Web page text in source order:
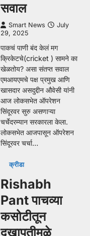
सवाल
Smart News
July
29, 2025
पाकचं पाणी बंद केलं मग
क्रिकेटचे(cricket ) सामने का
खेळतोय? असा संतप्त सवाल
एमआयएमचे पक्ष प्रमुख आणि
खासदार असदुद्दीन औवेसी यांनी
आज लोकसभेत ऑपरेशन
सिंदूरवर सुरु असणाऱ्या
चर्चेदरम्यान सरकारला केला.
लोकसभेत आजपासून ऑपरेशन
सिंदूरवर चर्चा…
क्रीडा
Rishabh
Pant पाचव्या
कसोटीतून
दुखापतीमुळे